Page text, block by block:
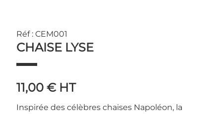
Réf : CEM001
CHAISE LYSE
11,00 € HT
Inspirée des célèbres chaises Napoléon, la